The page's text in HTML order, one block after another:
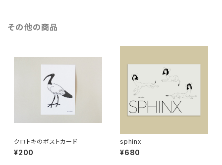
その他の商品
クロトキのポストカード
¥200
sphinx
¥680